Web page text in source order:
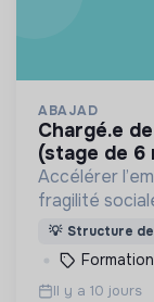
ABAJAD
chargé.e de projet opérations - réfugié.es
(stage de 6
Accélérer
fragilité
de
pour
💡 Structure de
Formation
Il y a 10 jours